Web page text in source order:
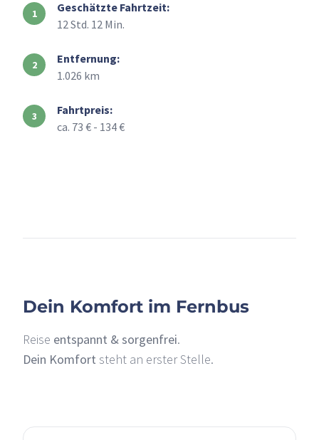
Geschätzte Fahrtzeit:
12 Std. 12 Min.
Entfernung:
1.026 km
Fahrtpreis:
ca. 73 € - 134 €
Dein Komfort im Fernbus
Reise entspannt & sorgenfrei.
Dein Komfort steht an erster Stelle.